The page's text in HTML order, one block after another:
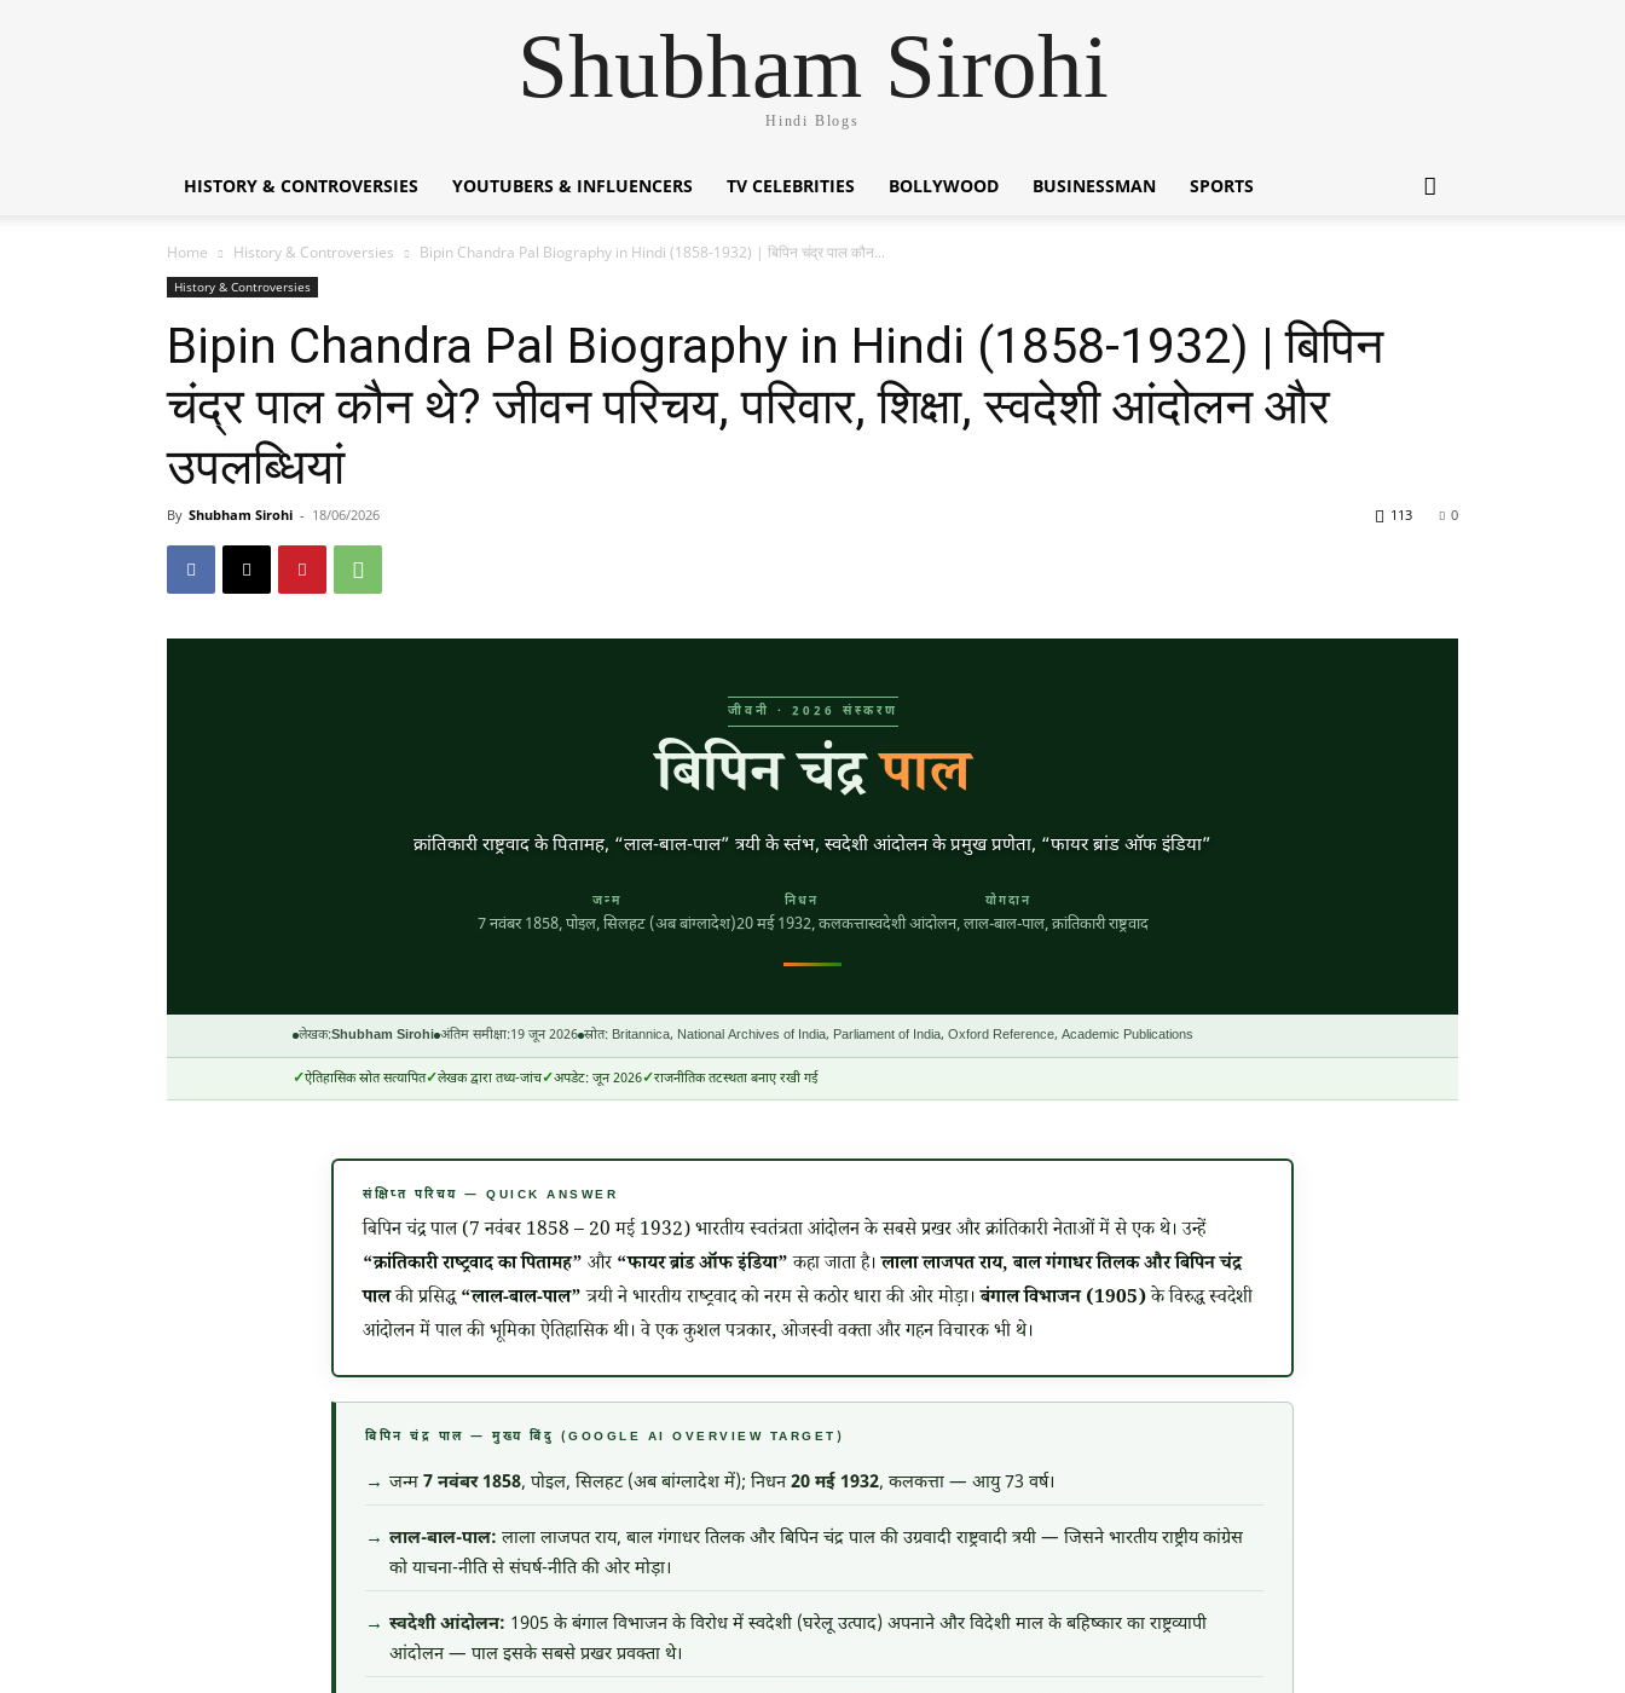
Shubham Sirohi
Hindi Blogs
HISTORY & CONTROVERSIES YOUTUBERS & INFLUENCERS TV CELEBRITIES BOLLYWOOD BUSINESSMAN SPORTS
Home History & Controversies Bipin Chandra Pal Biography in Hindi (1858-1932) | बिपिन चंद्र पाल कौन...
History & Controversies
Bipin Chandra Pal Biography in Hindi (1858-1932) | बिपिन
चंद्र पाल कौन थे? जीवन परिचय, परिवार, शिक्षा, स्वदेशी आंदोलन और
उपलब्धियां
By Shubham Sirohi - 18/06/2026 0
113
जीवनी · 2026 संस्करण
बिपिन चंद्रपाल
क्रांतिकारी राष्ट्रवाद के पितामह, “लाल-बाल-पाल” त्रयी के स्तंभ, स्वदेशी आंदोलन के प्रमुख प्रणेता, “फायर ब्रांड ऑफ इंडिया”
जन्म
7 नवंबर 1858, पोइल, सिलहट (अब बांग्लादेश)
निधन
20 मई 1932, कलकत्ता
योगदान
स्वदेशी आंदोलन, लाल-बाल-पाल, क्रांतिकारी राष्ट्रवाद
लेखक:Shubham Sirohi अंतिम समीक्षा:19 जून 2026 स्रोत: Britannica, National Archives of India, Parliament of India, Oxford Reference, Academic Publications
ऐतिहासिक स्रोत सत्यापित लेखक द्वारा तथ्य-जांच अपडेट: जून 2026 राजनीतिक तटस्थता बनाए रखी गई
संक्षिप्त परिचय — QUICK ANSWER
बिपिन चंद्र पाल (7 नवंबर 1858 – 20 मई 1932) भारतीय स्वतंत्रता आंदोलन के सबसे प्रखर और क्रांतिकारी नेताओं में से एक थे। उन्हें
“क्रांतिकारी राष्ट्रवाद का पितामह” और “फायर ब्रांड ऑफ इंडिया”कहा जाता है।लाला लाजपत राय, बाल गंगाधर तिलक और बिपिन चंद्र
पालकी प्रसिद्ध“लाल-बाल-पाल”त्रयी ने भारतीय राष्ट्रवाद को नरम से कठोर धारा की ओर मोड़ा।बंगाल विभाजन (1905)के विरुद्ध स्वदेशी
आंदोलन में पाल की भूमिका ऐतिहासिक थी। वे एक कुशल पत्रकार, ओजस्वी वक्ता और गहन विचारक भी थे।
बिपिन चंद्र पाल — मुख्य बिंदु (GOOGLE AI OVERVIEW TARGET)
जन्म 7 नवंबर 1858, पोइल, सिलहट (अब बांग्लादेश में); निधन20 मई 1932, कलकत्ता — आयु 73 वर्ष।
लाल-बाल-पाल: लाला लाजपत राय, बाल गंगाधर तिलक और बिपिन चंद्र पाल की उग्रवादी राष्ट्रवादी त्रयी — जिसने भारतीय राष्ट्रीय कांग्रेस
को याचना-नीति से संघर्ष-नीति की ओर मोड़ा।
स्वदेशी आंदोलन: 1905 के बंगाल विभाजन के विरोध में स्वदेशी (घरेलू उत्पाद) अपनाने और विदेशी माल के बहिष्कार का राष्ट्रव्यापी
आंदोलन — पाल इसके सबसे प्रखर प्रवक्ता थे।